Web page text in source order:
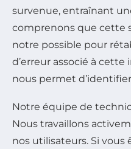
survenue, entraînant
comprenons que cette
notre possible pour
d’erreur associé à
nous permet
Notre équipe de
Nous travaillons
nos utilisateurs. Si